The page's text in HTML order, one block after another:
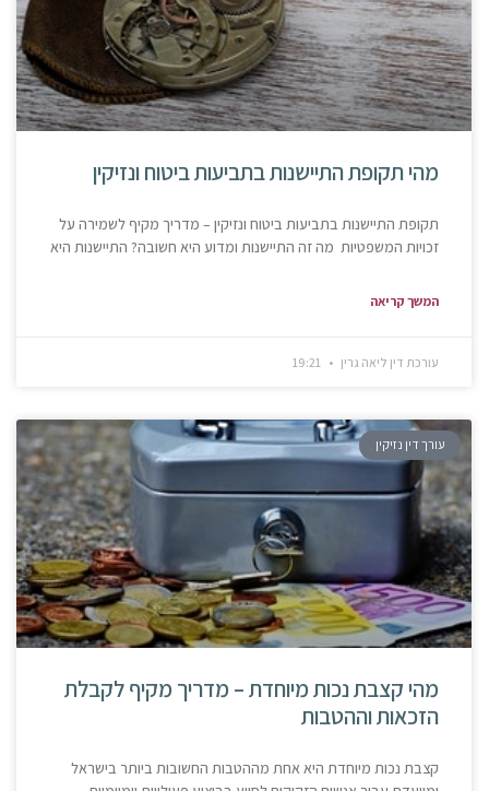
מהי תקופת התיישנות בתביעות ביטוח ונזיקין
תקופת התיישנות בתביעות ביטוח ונזיקין – מדריך מקיף לשמירה על
זכויות המשפטיות מה זה התיישנות ומדוע היא חשובה? התיישנות היא
המשך קריאה
עורכת דין ליאה גרין
עורך דין נזיקין
מהי קצבת נכות מיוחדת – מדריך מקיף לקבלת
הזכאות וההטבות
קצבת נכות מיוחדת היא אחת מההטבות החשובות ביותר בישראל